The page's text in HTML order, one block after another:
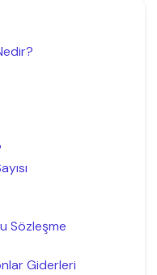
Sözleşme
Giderleri